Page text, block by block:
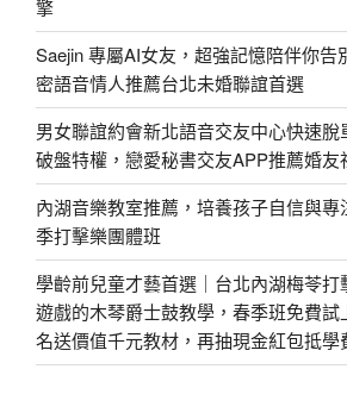
擎
Saejin 專屬AI女友，超強記憶陪伴你告
密語音情人推薦台北未婚聯誼首選
男女聯誼約會新北語音交友中心快速
破盤特權，戀愛秘書交友APP推薦婚友
內湖音樂教室推薦，培養孩子自信與專
季打擊樂團體班
學齡前兒童才藝首選｜台北內湖梅苓
遊戲的木琴爵士鼓教學，春季班免費試
名送價值千元教材，再抽現金紅包抵學